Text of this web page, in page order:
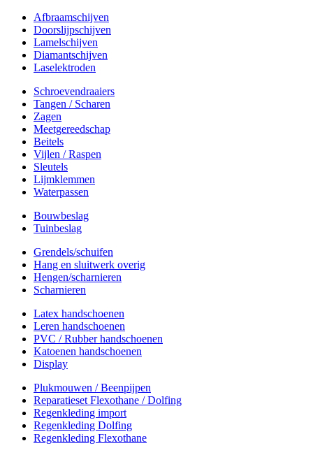
Afbraamschijven
Doorslijpschijven
Lamelschijven
Diamantschijven
Laselektroden
Schroevendraaiers
Tangen / Scharen
Zagen
Meetgereedschap
Beitels
Vijlen / Raspen
Sleutels
Lijmklemmen
Waterpassen
Bouwbeslag
Tuinbeslag
Grendels/schuifen
Hang en sluitwerk overig
Hengen/scharnieren
Scharnieren
Latex handschoenen
Leren handschoenen
PVC / Rubber handschoenen
Katoenen handschoenen
Display
Plukmouwen / Beenpijpen
Reparatieset Flexothane / Dolfing
Regenkleding import
Regenkleding Dolfing
Regenkleding Flexothane